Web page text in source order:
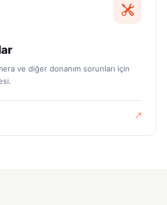
ve diğer donanım sorunları için